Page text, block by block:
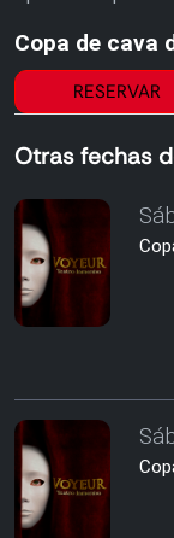
Copa de cava
RESERVAR
Otras fechas